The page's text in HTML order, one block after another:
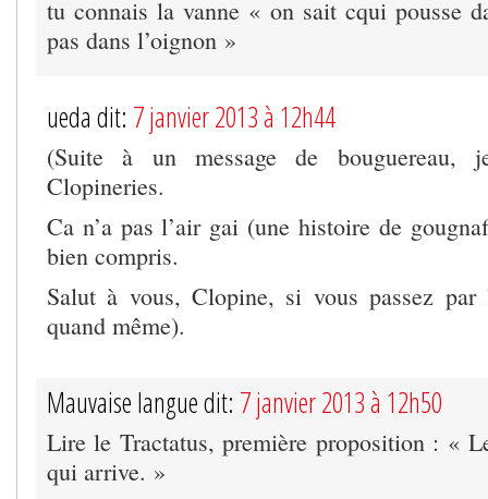
tu connais la vanne « on sait cqui pousse
pas dans l’oignon »
ueda dit: 7 janvier 2013 à 12h44
(Suite à un message de bouguereau,
Clopineries.
Ca n’a pas l’air gai (une histoire de
bien compris.
Salut à vous, Clopine, si vous passez par
quand même).
Mauvaise langue dit: 7 janvier 2013 à 12h50
Lire le Tractatus, première proposition : «
qui arrive. »